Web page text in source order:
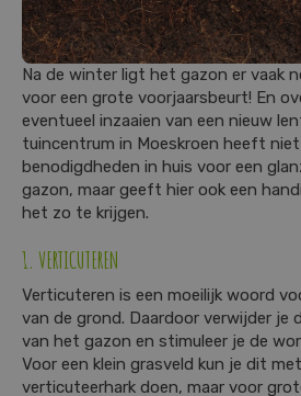
Na de winter ligt het gazon er vaak
voor een grote voorjaarsbeurt! En
eventueel inzaaien van een nieuw
tuincentrum in Moeskroen heeft niet
benodigdheden in huis voor een
gazon, maar geeft hier ook een
het zo te krijgen.
1. VERTICUTEREN
Verticuteren is een moeilijk woord
van de grond. Daardoor verwijder je
van het gazon en stimuleer je de
Voor een klein grasveld kun je dit
verticuteerhark doen, maar voor